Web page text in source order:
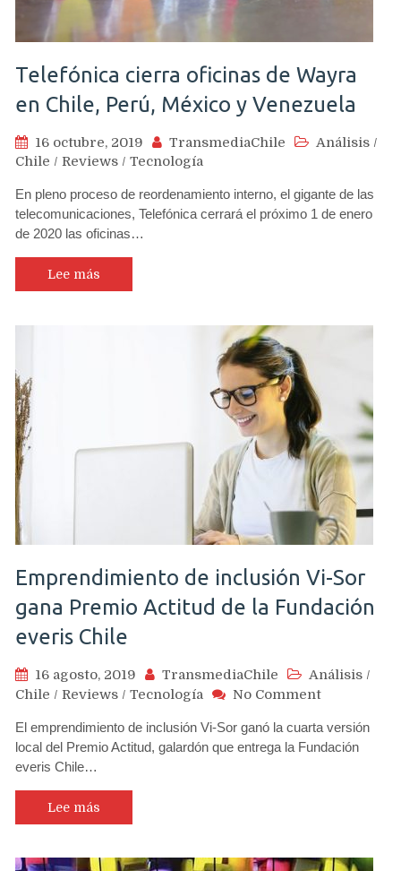
Telefónica cierra oficinas de Wayra
en Chile, Perú, México y Venezuela
16 octubre, 2019 TransmediaChile Análisis /
Chile / Reviews / Tecnología
En pleno proceso de reordenamiento interno, el gigante de las
telecomunicaciones, Telefónica cerrará el próximo 1 de enero
de 2020 las oficinas…
Lee más
Emprendimiento de inclusión Vi-Sor
gana Premio Actitud de la Fundación
everis Chile
16 agosto, 2019 TransmediaChile Análisis /
Chile / Reviews / Tecnología No Commenton
de
inclusión
de
El emprendimiento de inclusión Vi-Sor ganó la cuarta versión
local del Premio Actitud, galardón que entrega la Fundación
everis Chile…
Lee más